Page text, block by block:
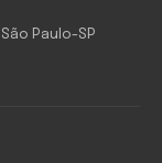
Paulo-SP